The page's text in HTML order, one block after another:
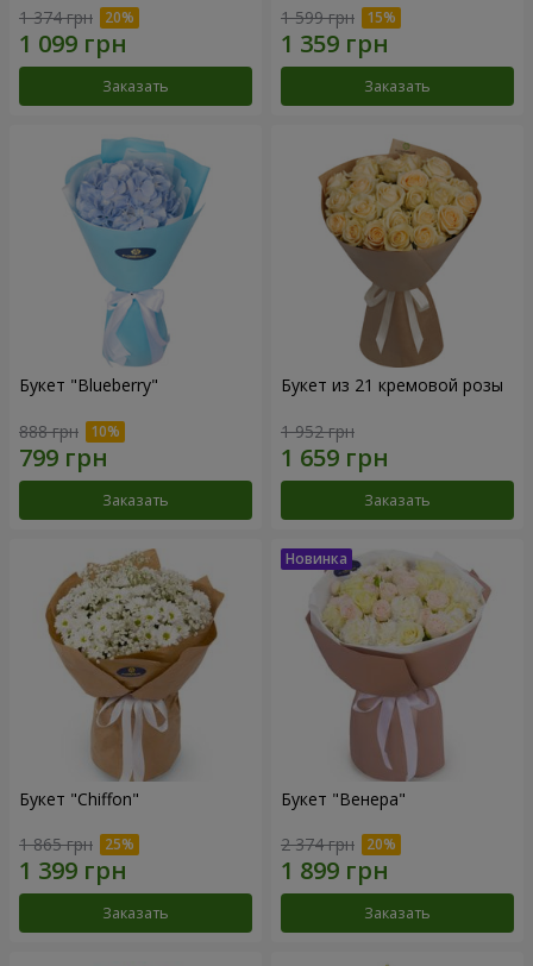
1 374 грн
Заказать
1 599 грн
Заказать
Букет "Blueberry"
888 грн
Заказать
Букет из 21 кремовой розы
1 952 грн
Заказать
Букет "Chiffon"
1 865 грн
Заказать
Букет "Венера"
2 374 грн
Заказать